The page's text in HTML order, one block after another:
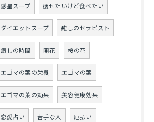
惑星スープ 痩せたいけど食べたい
ダイエットスープ 癒しのセラピスト
癒しの時間 開花 桜の花
エゴマの葉の栄養 エゴマの葉
エゴマの葉の効果 美容健康効果
恋愛占い 苦手な人 厄払い